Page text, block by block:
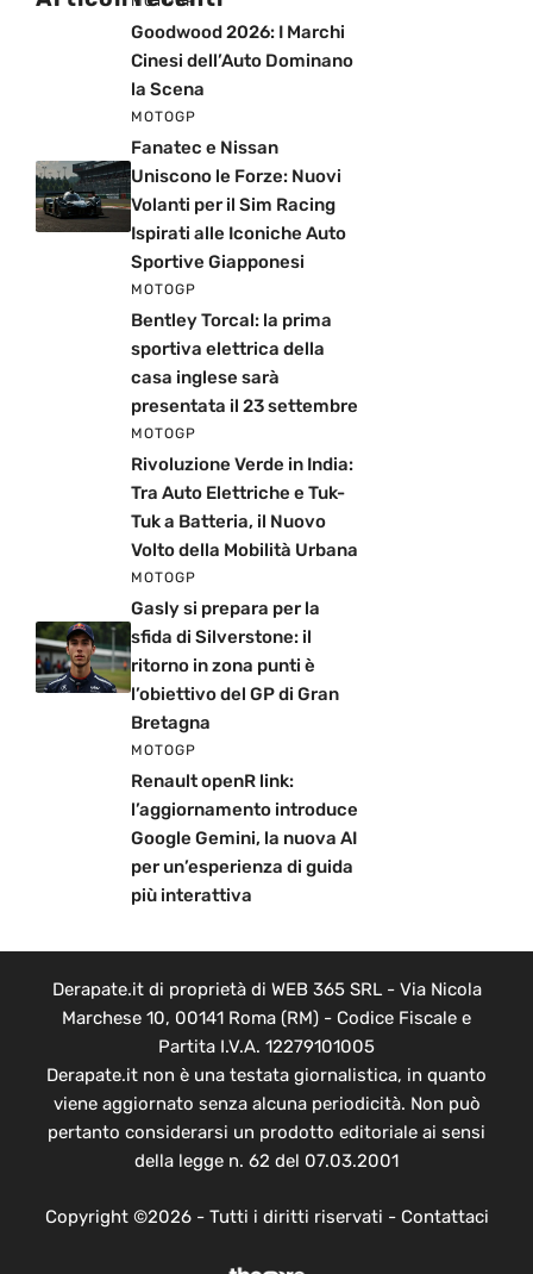
Goodwood 2026: I Marchi
Cinesi dell’Auto Dominano
la Scena
MOTOGP
Fanatec e Nissan
Uniscono le Forze: Nuovi
Volanti per il Sim Racing
Ispirati alle Iconiche Auto
Sportive Giapponesi
MOTOGP
Bentley Torcal: la prima
sportiva elettrica della
casa inglese sarà
presentata il 23 settembre
MOTOGP
Rivoluzione Verde in India:
Tra Auto Elettriche e Tuk-
Tuk a Batteria, il Nuovo
Volto della Mobilità Urbana
MOTOGP
Gasly si prepara per la
sfida di Silverstone: il
ritorno in zona punti è
l’obiettivo del GP di Gran
Bretagna
MOTOGP
Renault openR link:
l’aggiornamento introduce
Google Gemini, la nuova AI
per un’esperienza di guida
più interattiva
Derapate.it di proprietà di WEB 365 SRL - Via Nicola
Marchese 10, 00141 Roma (RM) - Codice Fiscale e
Partita I.V.A. 12279101005
Derapate.it non è una testata giornalistica, in quanto
viene aggiornato senza alcuna periodicità. Non può
pertanto considerarsi un prodotto editoriale ai sensi
della legge n. 62 del 07.03.2001
Copyright ©2026 - Tutti i diritti riservati - Contattaci